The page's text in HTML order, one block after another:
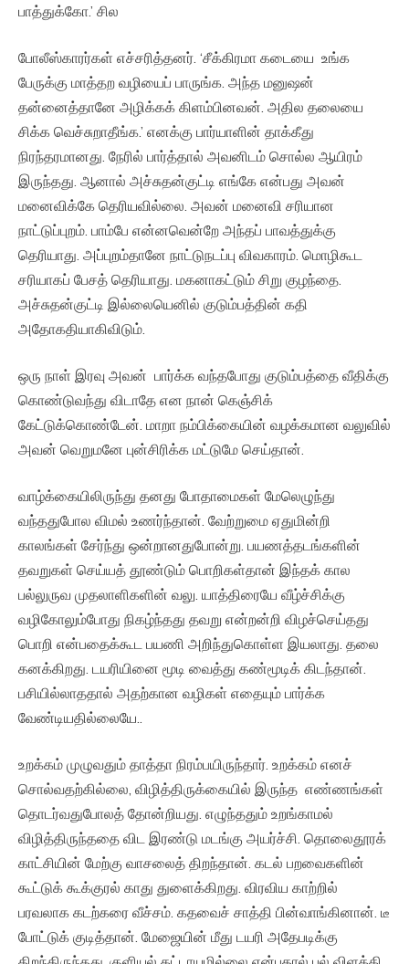
பாத்துக்கோ.’ சில
போலீஸ்காரர்கள் எச்சரித்தனர். ‘சீக்கிரமா கடையை உங்க
பேருக்கு மாத்தற வழியைப் பாருங்க. அந்த மனுஷன்
தன்னைத்தானே அழிக்கக் கிளம்பினவன். அதில தலையை
சிக்க வெச்சுறாதீங்க.’ எனக்கு பார்யாளின் தாக்கீது
நிரந்தரமானது. நேரில் பார்த்தால் அவனிடம் சொல்ல ஆயிரம்
இருந்தது. ஆனால் அச்சுதன்குட்டி எங்கே என்பது அவன்
மனைவிக்கே தெரியவில்லை. அவன் மனைவி சரியான
நாட்டுப்புறம். பாம்பே என்னவென்றே அந்தப் பாவத்துக்கு
தெரியாது. அப்புறம்தானே நாட்டுநடப்பு விவகாரம். மொழிகூட
சரியாகப் பேசத் தெரியாது. மகனாகட்டும் சிறு குழந்தை.
அச்சுதன்குட்டி இல்லையெனில் குடும்பத்தின் கதி
அதோகதியாகிவிடும்.
ஒரு நாள் இரவு அவன் பார்க்க வந்தபோது குடும்பத்தை வீதிக்கு
கொண்டுவந்து விடாதே என நான் கெஞ்சிக்
கேட்டுக்கொண்டேன். மாறா நம்பிக்கையின் வழக்கமான வலுவில்
அவன் வெறுமனே புன்சிரிக்க மட்டுமே செய்தான்.
வாழ்க்கையிலிருந்து தனது போதாமைகள் மேலெழுந்து
வந்ததுபோல விமல் உணர்ந்தான். வேற்றுமை ஏதுமின்றி
காலங்கள் சேர்ந்து ஒன்றானதுபோன்று. பயணத்தடங்களின்
தவறுகள் செய்யத் தூண்டும் பொறிகள்தான் இந்தக் கால
பல்லுருவ முதலாளிகளின் வலு. யாத்திரையே வீழ்ச்சிக்கு
வழிகோலும்போது நிகழ்ந்தது தவறு என்றன்றி விழச்செய்தது
பொறி என்பதைக்கூட பயணி அறிந்துகொள்ள இயலாது. தலை
கனக்கிறது. டயரியினை மூடி வைத்து கண்மூடிக் கிடந்தான்.
பசியில்லாததால் அதற்கான வழிகள் எதையும் பார்க்க
வேண்டியதில்லையே..
உறக்கம் முழுவதும் தாத்தா நிரம்பயிருந்தார். உறக்கம் எனச்
சொல்வதற்கில்லை, விழித்திருக்கையில் இருந்த எண்ணங்கள்
தொடர்வதுபோலத் தோன்றியது. எழுந்ததும் உறங்காமல்
விழித்திருந்ததை விட இரண்டு மடங்கு அயர்ச்சி. தொலைதூரக்
காட்சியின் மேற்கு வாசலைத் திறந்தான். கடல் பறவைகளின்
கூட்டுக் கூக்குரல் காது துளைக்கிறது. விரவிய காற்றில்
பரவலாக கடற்கரை வீச்சம். கதவைச் சாத்தி பின்வாங்கினான். டீ
போட்டுக் குடித்தான். மேஜையின் மீது டயரி அதேபடிக்கு